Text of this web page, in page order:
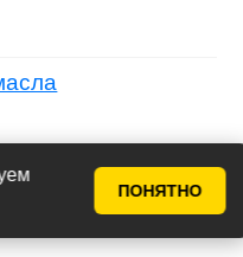
ПОНЯТНО